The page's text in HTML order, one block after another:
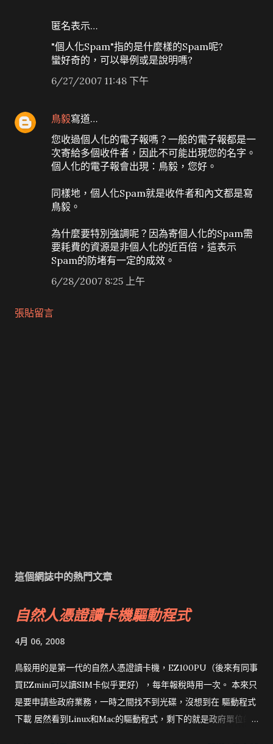
匿名表示…
"個人化Spam"指的是什麼樣的Spam呢?
蠻好奇的，可以舉例或是說明嗎?
6/27/2007 11:48 下午
鳥毅寫道…
您收過個人化的電子報嗎？一般的電子報都是一
次寄給多個收件者，因此不可能出現您的名字。
個人化的電子報會出現：鳥毅，您好。
同樣地，個人化Spam就是收件者和內文都是寫
鳥毅。
為什麼要特別強調呢？因為寄個人化的Spam需
要耗費的資源是非個人化的近百倍，這表示
Spam的防堵有一定的成效。
6/28/2007 8:25 上午
張貼留言
這個網誌中的熱門文章
自然人憑證讀卡機驅動程式
4月 06, 2008
鳥毅用的是第一代的自然人憑證讀卡機，EZ100PU（後來有同事
買EZmini可以讀SIM卡似乎更好），每年報稅時用一次。 本來只
是要申請些政府業務，一時之間找不到光碟，沒想到在 驅動程式
下載 居然看到Linux和Mac的驅動程式，剩下的就是政府單位的